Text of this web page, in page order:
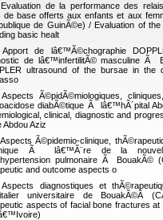
Evaluation de la performance des
de base offerts aux enfants et aux
de GuinÃ©e) / Evaluation of
basic healt
Apport de lâ€™Ã©chographie
de lâ€™infertilitÃ© masculine Ã
ultrasound of the bursae in the
Aspects Ã©pidÃ©miologiques,
diabÃ©tique Ã lâ€™hÃ´pital
clinical, diagnostic and
Abdou Aziz
Aspects Ã©pidemio-clinique,
Ã lâ€™Ã¨re de la
pulmonaire Ã BouakÃ©
and outcome aspects o
Aspects diagnostiques et
universitaire de BouakÃ©Â
aspects of facial bone fractures